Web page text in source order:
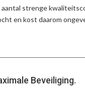
aantal strenge
en kost daarom
Beveiliging.